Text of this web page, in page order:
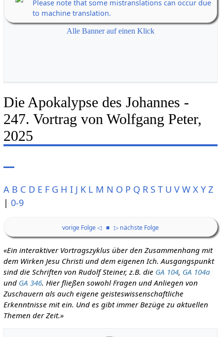
Please note that some mistranslations can occur due
to machine translation.
Alle Banner auf einen Klick
Die Apokalypse des Johannes -
247. Vortrag von Wolfgang Peter,
2025
A B C D E F G H I J K L M N O P Q R S T U V W X Y Z
| 0-9
vorige Folge ◁ ■ ▷ nächste Folge
«Ein interaktiver Vortragszyklus über den Zusammenhang mit
dem Wirken Jesu Christi und dem eigenen Ich. Ausgangspunkt
sind die Schriften von Rudolf Steiner, z.B. die GA 104, GA 104a
und GA 346. Hier fließen sowohl Fragen und Anliegen von
Zuschauern als auch eigene geisteswissenschaftliche
Erkenntnisse mit ein. Und es gibt immer Bezüge zu aktuellen
Themen der Zeit.»